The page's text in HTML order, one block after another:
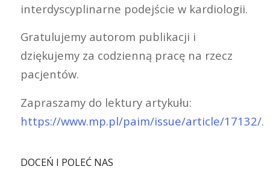
interdyscyplinarne podejście w kardiologii.
Gratulujemy autorom publikacji i
dziękujemy za codzienną pracę na rzecz
pacjentów.
Zapraszamy do lektury artykułu:
https://www.mp.pl/paim/issue/article/17132/.
DOCEŃ I POLEĆ NAS